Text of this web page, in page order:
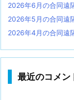
2026年6月の合同遠
2026年5月の合同遠
2026年4月の合同遠
最近のコメン